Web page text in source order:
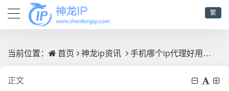
繁
当前位置： 首页 神龙ip资讯 手机哪个ip代理好用：移动端实测对比，别被虚假宣传忽悠
正文